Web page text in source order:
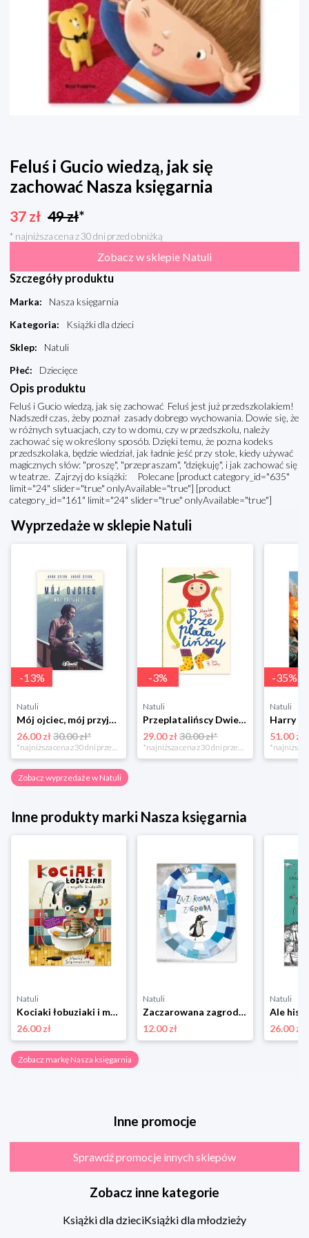
Feluś i Gucio wiedzą, jak się
zachować Nasza księgarnia
37 zł 49zł*
* najniższa cena z 30 dni przed obniżką
Zobacz w sklepie Natuli
Szczegóły produktu
Marka:
Nasza księgarnia
Kategoria:
Książki dla dzieci
Sklep:
Natuli
Płeć: Dziecięce
Opis produktu
Feluś i Gucio wiedzą, jak się zachować Feluś jest już przedszkolakiem!
Nadszedł czas, żeby poznał zasady dobrego wychowania. Dowie się, że
w różnych sytuacjach, czy to w domu, czy w przedszkolu, należy
zachować się w określony sposób. Dzięki temu, że pozna kodeks
przedszkolaka, będzie wiedział, jak ładnie jeść przy stole, kiedy używać
magicznych słów: "proszę", "przepraszam", "dziękuję", i jak zachować się
w teatrze. Zajrzyj do książki: Polecane [product category_id="635"
limit="24" slider="true" onlyAvailable="true"] [product
category_id="161" limit="24" slider="true" onlyAvailable="true"]
Wyprzedaże w sklepie Natuli
-13%
Natuli
Mój ojciec, mój przyjaciel Element
26.00 zł30.00 zł*
*najniższa cena z 30 dni przed obniżką
-3%
Natuli
Przeplatalińscy Dwie siostry
29.00 zł 30.00 zł*
*najniższa cena z 30 dni przed obniżką
-35%
Natuli
51.00 zł
Zobacz wyprzedaże w Natuli
Inne produkty marki Nasza księgarnia
Natuli
Kociaki łobuziaki i mydło brudzidło Nasza księgarnia
26.00 zł
Natuli
Zaczarowana zagroda Nasza księgarnia
12.00 zł
Natuli
26.00 zł
Zobacz markę Nasza księgarnia
Inne promocje
Sprawdź promocje innych sklepów
Zobacz inne kategorie
Książki dla dzieciKsiążki dla młodzieży